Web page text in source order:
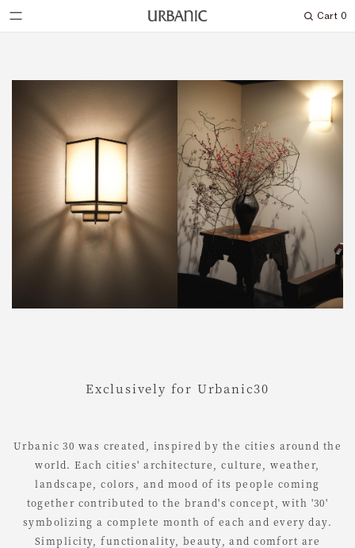
Search
Cart 0
Exclusively for Urbanic30
Urbanic 30 was created, inspired by the cities around the
world.Each cities' architecture, culture, weather,
landscape, colors, and mood of its people coming
together contributed to the brand's concept, with '30'
symbolizing a complete month of each and every day.
Simplicity,functionality, beauty, and comfort are